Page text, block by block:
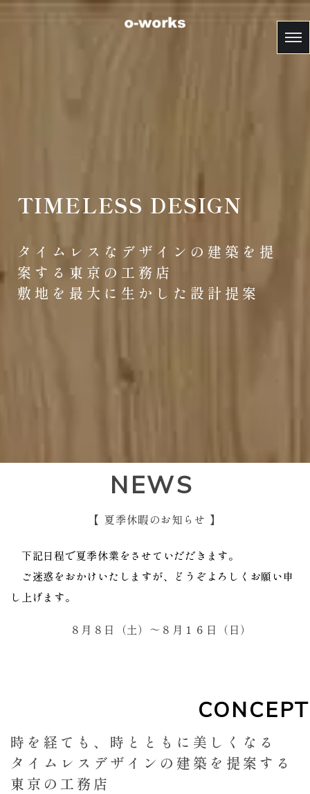
TIMELESS DESIGN
タイムレスなデザインの建築を提
案する東京の工務店
敷地を最大に生かした設計提案
NEWS
【 夏季休暇のお知らせ 】
下記日程で夏季休業をさせていだだきます。
ご迷惑をおかけいたしますが、どうぞよろしくお願い申
し上げます。
８月８日（土）～８月１６日（日）
CONCEPT
時を経ても、時とともに美しくなる
タイムレスデザインの建築を提案する
東京の工務店